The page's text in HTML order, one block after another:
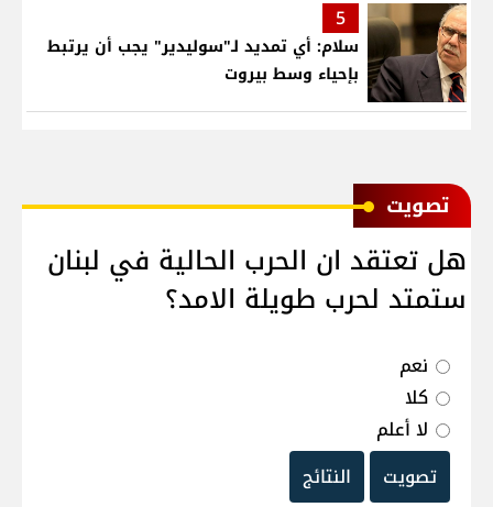
5
سلام: أي تمديد لـ"سوليدير" يجب أن يرتبط
بإحياء وسط بيروت
ﺗﺼﻮﻳﺖ
هل تعتقد ان الحرب الحالية في لبنان
ستمتد لحرب طويلة الامد؟
نعم
كلا
لا أعلم
تصويت
النتائج